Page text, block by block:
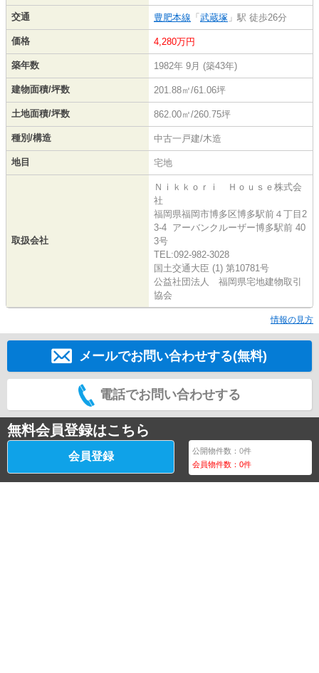
交通 豊肥本線 「 武蔵塚 」駅 徒歩26分
価格 4,280万円
築年数 1982年 9月 (築43年)
建物面積/坪数 201.88㎡/61.06坪
土地面積/坪数 862.00㎡/260.75坪
種別/構造 中古一戸建/木造
地目 宅地
取扱会社
Ｎｉｋｋｏｒｉ Ｈｏｕｓｅ株式会
社
福岡県福岡市博多区博多駅前４丁目2
3-4 アーバンクルーザー博多駅前 40
3号
TEL:092-982-3028
国土交通大臣 (1) 第10781号
公益社団法人 福岡県宅地建物取引
協会
情報の見方
メールでお問い合わせする(無料)
電話でお問い合わせする
無料会員登録はこちら
会員登録 公開物件数：0件
会員物件数：0件